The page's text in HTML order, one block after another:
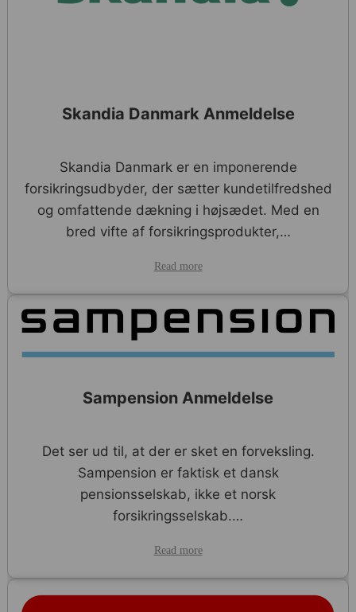
Skandia Danmark Anmeldelse
Skandia Danmark er en imponerende
forsikringsudbyder, der sætter kundetilfredshed
og omfattende dækning i højsædet. Med en
bred vifte af forsikringsprodukter,…
Read more
Sampension Anmeldelse
Det ser ud til, at der er sket en forveksling.
Sampension er faktisk et dansk
pensionsselskab, ikke et norsk
forsikringsselskab.…
Read more